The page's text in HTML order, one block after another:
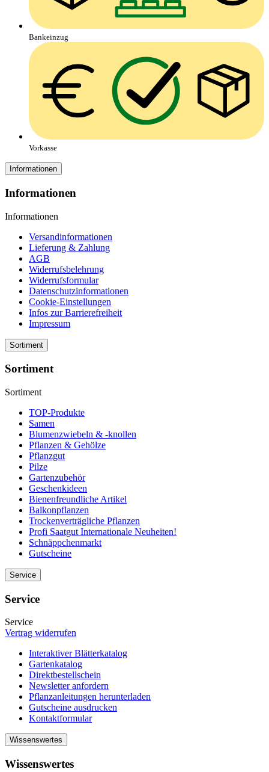
Bankeinzug
Vorkasse
Informationen
Informationen
Informationen
Versandinformationen
Lieferung & Zahlung
AGB
Widerrufsbelehrung
Widerrufsformular
Datenschutzinformationen
Cookie-Einstellungen
Infos zur Barrierefreiheit
Impressum
Sortiment
Sortiment
Sortiment
TOP-Produkte
Samen
Blumenzwiebeln & -knollen
Pflanzen & Gehölze
Pflanzgut
Pilze
Gartenzubehör
Geschenkideen
Bienenfreundliche Artikel
Balkonpflanzen
Trockenverträgliche Pflanzen
Profi Saatgut Internationale Neuheiten!
Schnäppchenmarkt
Gutscheine
Service
Service
Service
Vertrag widerrufen
Interaktiver Blätterkatalog
Gartenkatalog
Direktbestellschein
Newsletter anfordern
Pflanzanleitungen herunterladen
Gutscheine ausdrucken
Kontaktformular
Wissenswertes
Wissenswertes